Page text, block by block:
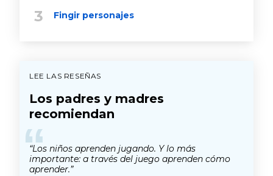
Fingir personajes
LEE LAS RESEÑAS
Los padres y madres
recomiendan
“
“Los niños aprenden jugando. Y lo más
importante: a través del juego aprenden cómo
aprender.”